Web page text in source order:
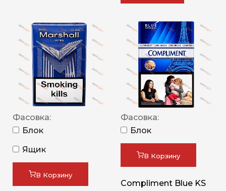
Фасовка:
Блок
Ящик
В Корзину
Фасовка:
Блок
В Корзину
Compliment Blue KS